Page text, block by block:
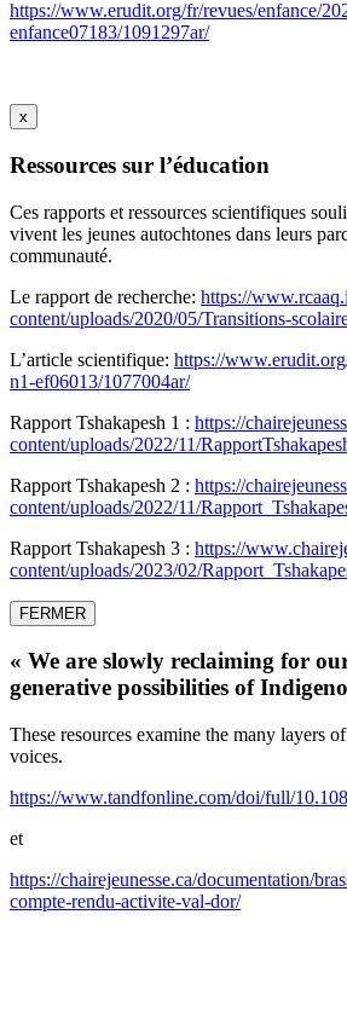
https://www.erudit.org/fr/revues/enfance/
enfance07183/1091297ar/
x
Ressources sur l’éducation
Ces rapports et ressources scientifiques
vivent les jeunes autochtones dans leurs
communauté.
Le rapport de recherche: https://
content/uploads/2020/05/Transitions-
L’article scientifique: https://
n1-ef06013/1077004ar/
Rapport Tshakapesh 1 : https://
content/uploads/2022/11/
Rapport Tshakapesh 2 : https://
content/uploads/2022/11/
Rapport Tshakapesh 3 : https://
content/uploads/2023/02/
FERMER
« We are slowly reclaiming for
generative possibilities of
These resources examine the many layers
voices.
https://www.tandfonline.com/doi/full/
et
https://chairejeunesse.ca/documentation/
compte-rendu-activite-val-dor/